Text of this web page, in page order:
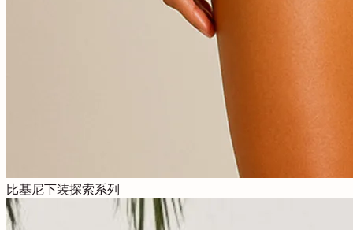
比基尼下装探索系列